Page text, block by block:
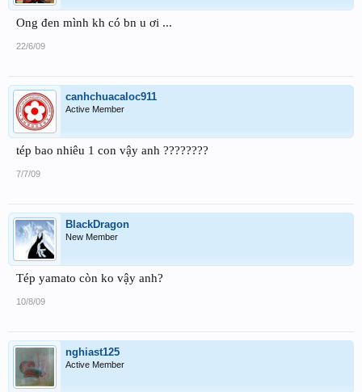
Ong đen mình kh có bn u ơi ...
22/6/09
canhchuacaloc911
Active Member
tép bao nhiêu 1 con vậy anh ????????
7/7/09
BlackDragon
New Member
Tép yamato còn ko vậy anh?
10/8/09
nghiast125
Active Member